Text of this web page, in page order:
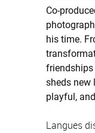
Co-
his time.
friendships
sheds new
playful,
Langues